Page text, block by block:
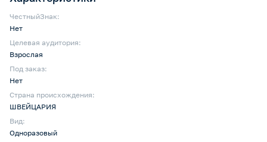
ЧестныйЗнак:
Нет
Целевая аудитория:
Взрослая
Под заказ:
Нет
Страна происхождения:
ШВЕЙЦАРИЯ
Вид:
Одноразовый